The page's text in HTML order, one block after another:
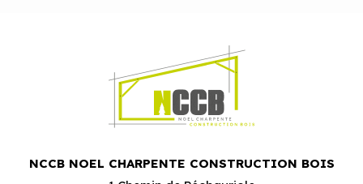
NCCB NOEL CHARPENTE CONSTRUCTION BOIS